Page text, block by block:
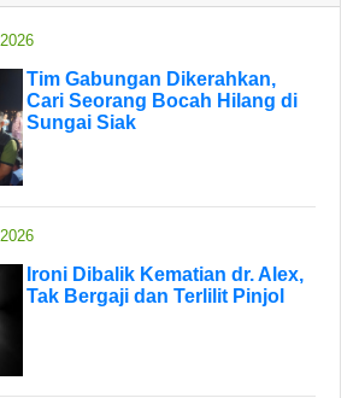
Tim Gabungan Dikerahkan,
Cari Seorang Bocah Hilang di
Sungai Siak
Ironi Dibalik Kematian dr. Alex,
Tak Bergaji dan Terlilit Pinjol